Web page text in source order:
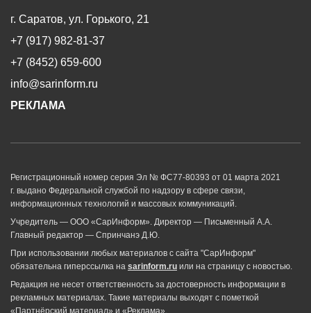
г. Саратов, ул. Горького, 21
+7 (917) 982-81-37
+7 (8452) 659-600
info@sarinform.ru
РЕКЛАМА
Регистрационный номер серия Эл № ФС77-80393 от 01 марта 2021
г. выдано Федеральной службой по надзору в сфере связи,
информационных технологий и массовых коммуникаций.
Учредитель — ООО «СарИнформ». Директор — Письменный А.А.
Главный редактор — Спринчанэ Д.Ю.
При использовании любых материалов с сайта "СарИнформ"
обязательна гиперссылка на sarinform.ru или на страницу с новостью.
Редакция не несет ответственность за достоверность информации в
рекламных материалах. Такие материалы выходят с пометкой
«Партнёрский материал» и «Реклама».